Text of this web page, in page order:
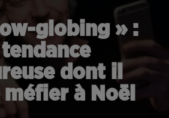
globing » :
tendance
dont il
à Noël